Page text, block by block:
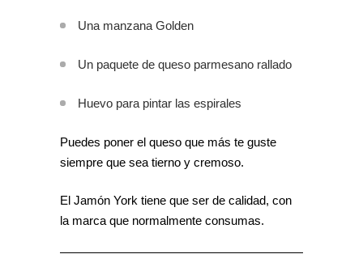
Una manzana Golden
Un paquete de queso parmesano rallado
Huevo para pintar las espirales
Puedes poner el queso que más te guste
siempre que sea tierno y cremoso.
El Jamón York tiene que ser de calidad, con
la marca que normalmente consumas.